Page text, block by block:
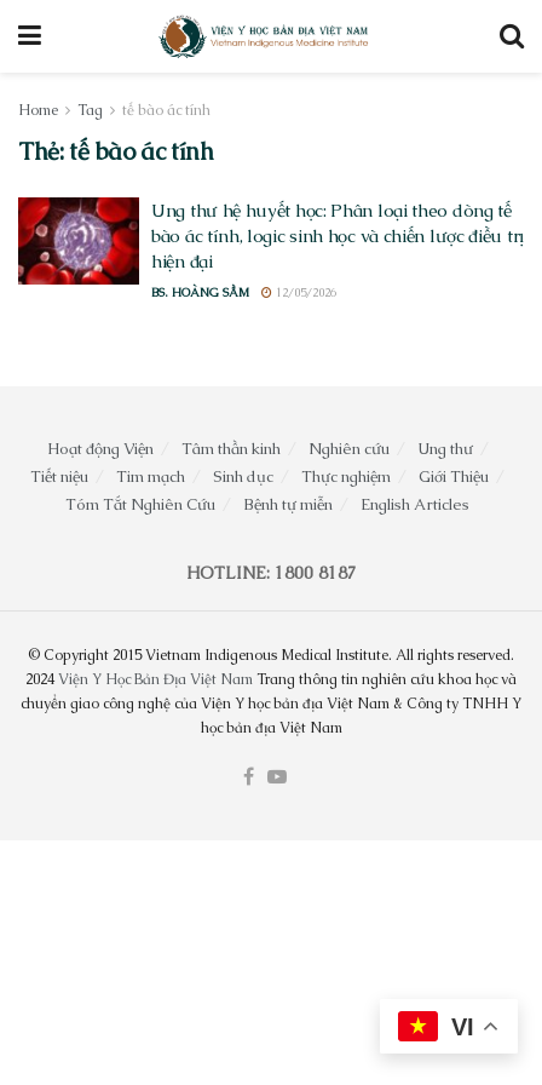
Home Tag tế bào ác tính
Thẻ:tế bào ác tính
Ung thư hệ huyết học: Phân loại theo dòng tế
bào ác tính, logic sinh học và chiến lược điều trị
hiện đại
BS. HOÀNG SẦM 12/05/2026
Hoạt động Viện Tâm thần kinh Nghiên cứu
Ung thư
Tiết niệu
Tim mạch Sinh dục Thực nghiệm
Giới Thiệu
Tóm Tắt Nghiên Cứu
Bệnh tự miễn English Articles
HOTLINE: 1800 8187
© Copyright 2015 Vietnam Indigenous Medical Institute. All rights reserved.
2024Viện Y Học Bản Địa Việt NamTrang thông tin nghiên cứu khoa học và
chuyển giao công nghệ của Viện Y học bản địa Việt Nam & Công ty TNHH Y
học bản địa Việt Nam
VI